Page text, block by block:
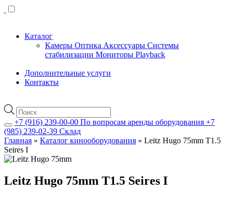
Каталог
Камеры Оптика Аксессуары Системы
стабилизации Мониторы Playback
Дополнительные услуги
Контакты
Поиск
товаров
+7 (916) 239-00-00 По вопросам аренды оборудования +7
(985) 239-02-39 Склад
Главная » Каталог кинооборудования » Leitz Hugo 75mm T1.5
Seires I
Leitz Hugo 75mm T1.5 Seires I